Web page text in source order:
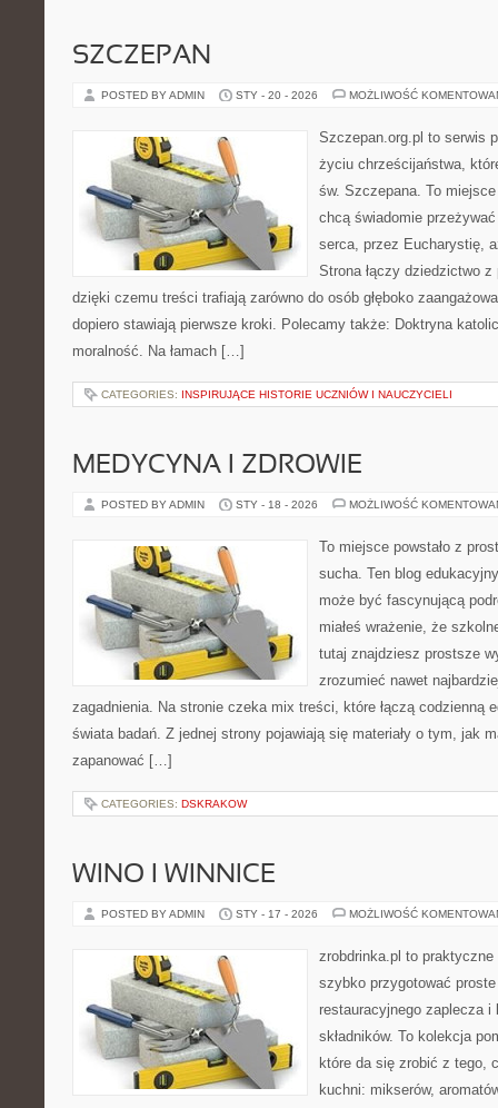
SZCZEPAN
POSTED BY ADMIN STY - 20 - 2026 MOŻLIWOŚĆ
Szczepan.org.pl to serwis
życiu chrześcijaństwa,
św. Szczepana. To
chcą świadomie
serca, przez Eucharystię,
Strona łączy dziedzictwo
dzięki czemu treści trafiają zarówno do osób głęboko
dopiero stawiają pierwsze kroki. Polecamy także: Doktryna
moralność. Na łamach […]
CATEGORIES: INSPIRUJĄCE HISTORIE UCZNIÓW I NAUCZYCIELI
MEDYCYNA I ZDROWIE
POSTED BY ADMIN STY - 18 - 2026 MOŻLIWOŚĆ
To miejsce powstało z
sucha. Ten blog
może być fascynującą
miałeś wrażenie, że
tutaj znajdziesz prostsze
zrozumieć nawet
zagadnienia. Na stronie czeka mix treści, które łączą codzienną
świata badań. Z jednej strony pojawiają się materiały o tym, jak
zapanować […]
CATEGORIES: DSKRAKOW
WINO I WINNICE
POSTED BY ADMIN STY - 17 - 2026 MOŻLIWOŚĆ
zrobdrinka.pl to
szybko przygotować
restauracyjnego zaplecza
składników. To kolekcja
które da się zrobić z tego,
kuchni: mikserów,